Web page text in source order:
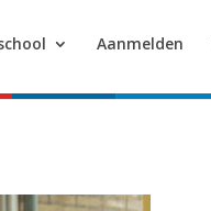
Aanmelden